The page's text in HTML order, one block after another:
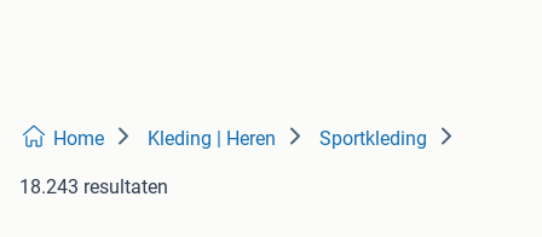
Home Kleding | Heren Sportkleding
18.243 resultaten